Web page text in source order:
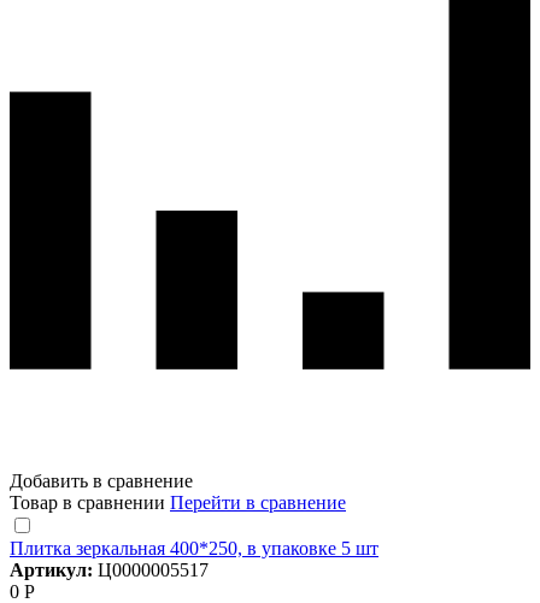
Добавить в сравнение
Товар в сравнении Перейти в сравнение
Плитка зеркальная 400*250, в упаковке 5 шт
Артикул: Ц0000005517
0 Р